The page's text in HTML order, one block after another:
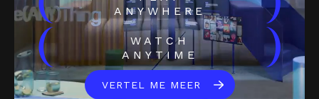
ANYWHERE
(
WATCH
ANYTIME
)
VERTEL ME MEER